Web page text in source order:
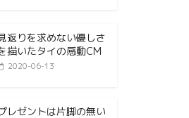
返りを求めない優しさ
描いたタイの感動CM
2020-06-13
レゼントは片脚の無い